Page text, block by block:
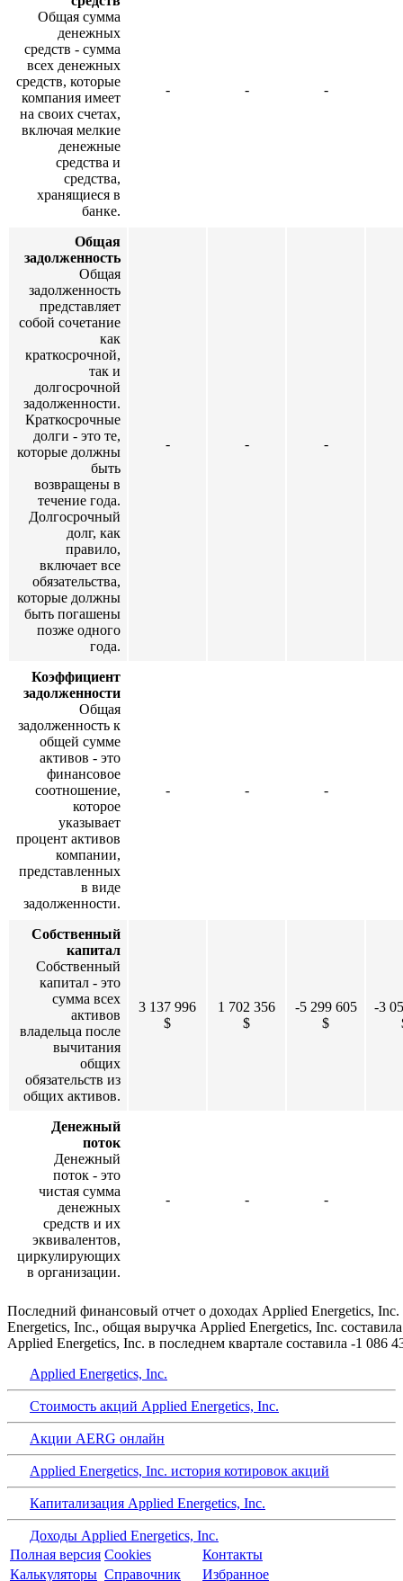
Общая сумма
денежных
средств - сумма
всех денежных
средств, которые
компания имеет
на своих счетах,
включая мелкие
денежные
средства и
средства,
хранящиеся в
банке.
- - -
Общая
задолженность
Общая
задолженность
представляет
собой сочетание
как
краткосрочной,
так и
долгосрочной
задолженности.
Краткосрочные
долги - это те,
которые должны
быть
возвращены в
течение года.
Долгосрочный
долг, как
правило,
включает все
обязательства,
которые должны
быть погашены
позже одного
года.
- - -
Коэффициент
задолженности
Общая
задолженность к
общей сумме
активов - это
финансовое
соотношение,
которое
указывает
процент активов
компании,
представленных
в виде
задолженности.
- - -
Собственный
капитал
Собственный
капитал - это
сумма всех
активов
владельца после
вычитания
общих
обязательств из
общих активов.
3 137 996
$
1 702 356
$
-5 299 605
$
-3
Денежный
поток
Денежный
поток - это
чистая сумма
денежных
средств и их
эквивалентов,
циркулирующих
в организации.
- - -
Последний финансовый отчет о доходах Applied Energetics,
Energetics, Inc., общая выручка Applied Energetics, Inc.
Applied Energetics, Inc. в последнем квартале составила -1
Applied Energetics, Inc.
Стоимость акций Applied Energetics, Inc.
Акции AERG онлайн
Applied Energetics, Inc. история котировок акций
Капитализация Applied Energetics, Inc.
Доходы Applied Energetics, Inc.
Полная версия Cookies
Контакты
Калькуляторы Справочник Избранное